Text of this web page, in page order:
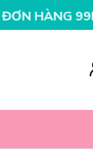
T08FS25K